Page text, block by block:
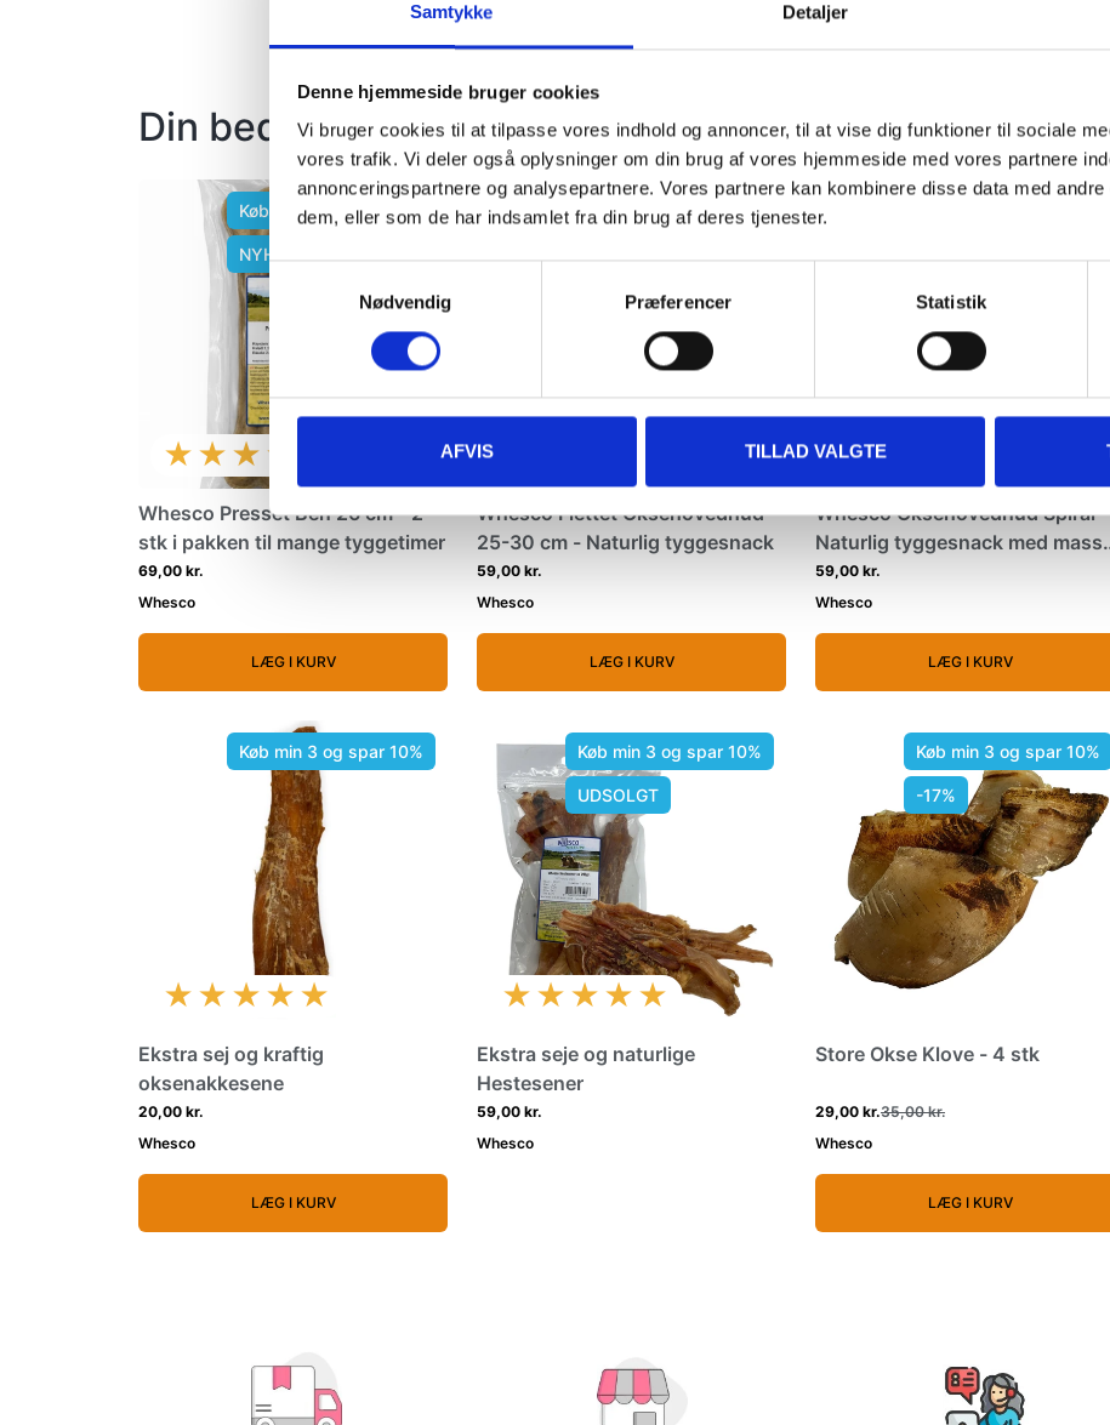
Samtykke Detaljer
Denne hjemmeside bruger cookies
Vi bruger cookies til at tilpasse vores indhold og annoncer, til at vise dig funktioner til sociale
vores trafik. Vi deler også oplysninger om din brug af vores hjemmeside med vores partnere
annonceringspartnere og analysepartnere. Vores partnere kan kombinere disse data med
dem, eller som de har indsamlet fra din brug af deres tjenester.
Samtykkevalg
Nødvendig
Præferencer Statistik
AFVIS TILLAD VALGTE
Din bedste ven vil også elske dette
Køb min 3 og spar 10%
NYHED
★★★★★
Whesco Presset Ben 26 cm - 2
stk i pakken til mange tyggetimer
69,00 kr.
Whesco
LÆG I KURV
Køb min 3 og spar 10%
Whesco Flettet Oksehovedhud
25-30 cm - Naturlig tyggesnack
59,00 kr.
Whesco
LÆG I KURV
Whesco Oksehovedhud Spiral –
Naturlig tyggesnack med
af smag
59,00 kr.
Whesco
LÆG I KURV
Køb min 3 og spar 10%
★★★★★
Ekstra sej og kraftig
oksenakkesene
20,00 kr.
Whesco
LÆG I KURV
Køb min 3 og spar 10%
UDSOLGT
★★★★★
Ekstra seje og naturlige
Hestesener
59,00 kr.
Whesco
Køb min 3 og spar 10%
-17%
Store Okse Klove - 4 stk
29,00 kr.35,00 kr.
Whesco
LÆG I KURV